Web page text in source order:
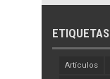
ETIQUETAS
Artículos